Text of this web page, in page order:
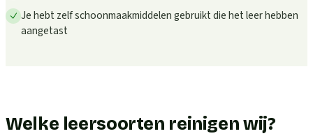
Je hebt zelf schoonmaakmiddelen gebruikt die het leer hebben
aangetast
Welke leersoorten reinigen wij?